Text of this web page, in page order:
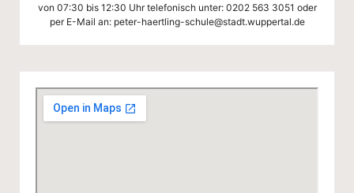
von 07:30 bis 12:30 Uhr telefonisch unter: 0202 563 3051 oder
per E-Mail an: peter-haertling-schule@stadt.wuppertal.de